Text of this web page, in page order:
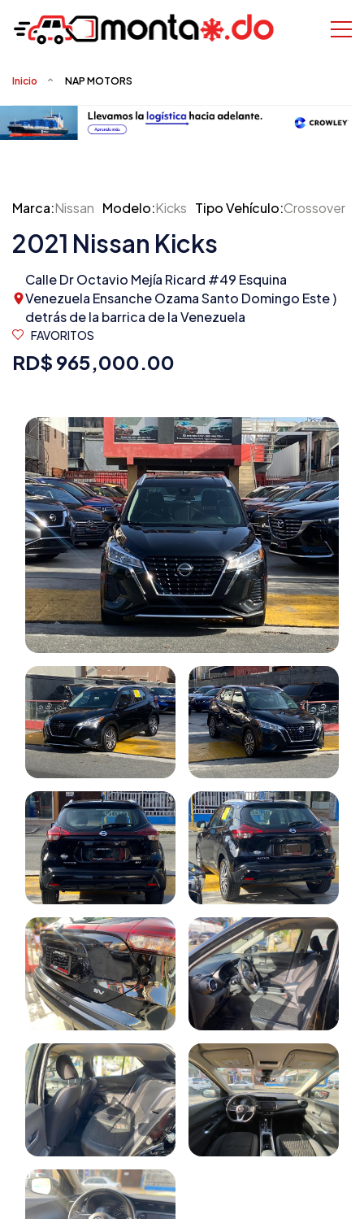
Inicio NAP MOTORS
Marca:Nissan Modelo:Kicks Tipo Vehículo:Crossover
2021 Nissan Kicks
Calle Dr Octavio Mejía Ricard #49 Esquina
Venezuela Ensanche Ozama Santo Domingo Este )
detrás de la barrica de la Venezuela
FAVORITOS
RD$ 965,000.00